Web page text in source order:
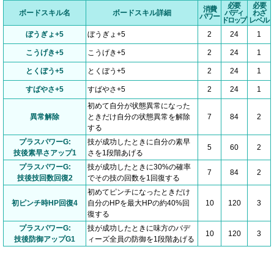
ボードスキル名 ボードスキル詳細
消費
パワー
必要
バディ
ドロップ
必要
わざ
レベル
ぼうぎょ+5
ぼうぎょ+5 2 24 1
こうげき+5 こうげき+5 2 24 1
とくぼう+5 とくぼう+5 2 24 1
すばやさ+5 すばやさ+5 2 24 1
異常解除
初めて自分が状態異常になった
ときだけ自分の状態異常を解除
する
7 84 2
プラスパワーG:
技後素早さアップ1
技が成功したときに自分の素早
さを1段階あげる
5 60 2
プラスパワーG:
技後技回数回復2
技が成功したときに30%の確率
でその技の回数を1回復する
7 84 2
初ピンチ時HP回復4
初めてピンチになったときだけ
自分のHPを最大HPの約40%回
復する
10 120 3
プラスパワーG:
技後防御アップG1
技が成功したときに味方のバデ
ィーズ全員の防御を1段階あげる
10 120 3